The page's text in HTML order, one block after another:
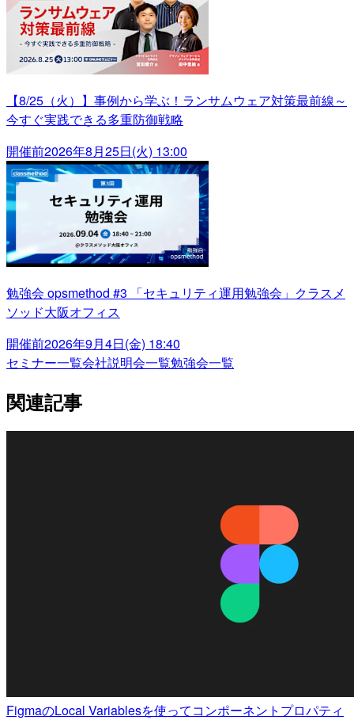
【8/25（火）】事例から学ぶ！ランサムウェア対策最前線～
今すぐ実践できる多重防御戦略
開催前2026年8月25日(火) 13:00
勉強会 opsmethod #3 「セキュリティ運用勉強会」クラスメ
ソッド大阪オフィス
開催前2026年9月4日(金) 18:40
セミナー一覧会社説明会一覧勉強会一覧
関連記事
FigmaのLocal Variablesを使ってコンポーネントプロパティ